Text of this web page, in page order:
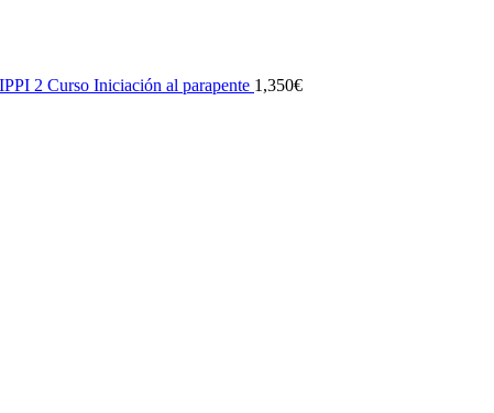
IPPI 2 Curso Iniciación al parapente 1,350€